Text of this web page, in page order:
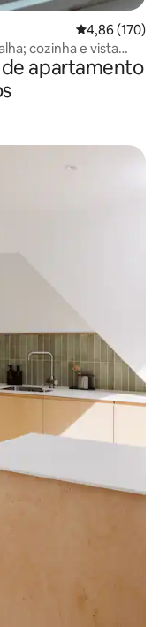
4,86 de uma
4,86 (170)
cozinha e vista
apartamento